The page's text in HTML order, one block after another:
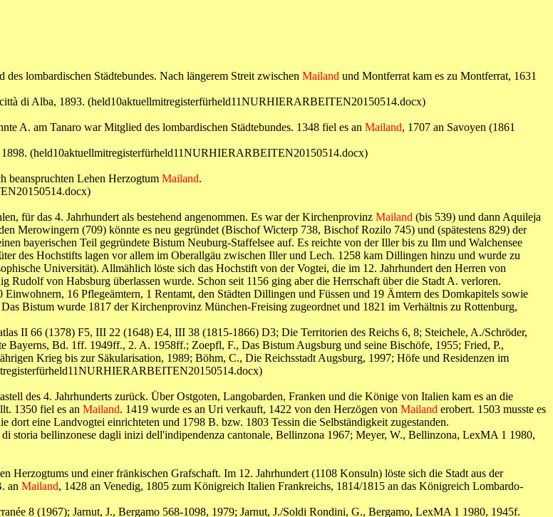
lombardischen Städtebundes. Nach längerem Streit zwischen Mailand und Montferrat kam es zu Montferrat, 1631
di Alba, 1893. (held10aktuellmitregisterfürheld11NURHIERARBEITEN20150514.docx)
A. am Tanaro war Mitglied des lombardischen Städtebundes. 1348 fiel es an Mailand, 1707 an Savoyen (1861
(held10aktuellmitregisterfürheld11NURHIERARBEITEN20150514.docx)
beanspruchten Lehen Herzogtum Mailand.
für das 4. Jahrhundert als bestehend angenommen. Es war der Kirchenprovinz Mailand (bis 539) und dann Aquileja
Merowingern (709) könnte es neu gegründet (Bischof Wicterp 738, Bischof Rozilo 745) und (spätestens 829) der
bayerischen Teil gegründete Bistum Neuburg-Staffelsee auf. Es reichte von der Iller bis zu Ilm und Walchensee
des Hochstifts lagen vor allem im Oberallgäu zwischen Iller und Lech. 1258 kam Dillingen hinzu und wurde zu
Universität). Allmählich löste sich das Hochstift von der Vogtei, die im 12. Jahrhundert den Herren von
von Habsburg überlassen wurde. Schon seit 1156 ging aber die Herrschaft über die Stadt A. verloren.
16 Pflegeämtern, 1 Rentamt, den Städten Dillingen und Füssen und 19 Ämtern des Domkapitels sowie
Bistum wurde 1817 der Kirchenprovinz München-Freising zugeordnet und 1821 im Verhältnis zu Rottenburg,
II 66 (1378) F5, III 22 (1648) E4, III 38 (1815-1866) D3; Die Territorien des Reichs 6, 8; Steichele, A./Schröder,
Bd. 1ff. 1949ff., 2. A. 1958ff.; Zoepfl, F., Das Bistum Augsburg und seine Bischöfe, 1955; Fried, P.,
Krieg bis zur Säkularisation, 1989; Böhm, C., Die Reichsstadt Augsburg, 1997; Höfe und Residenzen im
des 4. Jahrhunderts zurück. Über Ostgoten, Langobarden, Franken und die Könige von Italien kam es an die
1350 fiel es an Mailand. 1419 wurde es an Uri verkauft, 1422 von den Herzögen von Mailand erobert. 1503 musste es
eine Landvogtei einrichteten und 1798 B. bzw. 1803 Tessin die Selbständigkeit zugestanden.
bellinzonese dagli inizi dell'indipendenza cantonale, Bellinzona 1967; Meyer, W., Bellinzona, LexMA 1 1980,
Herzogtums und einer fränkischen Grafschaft. Im 12. Jahrhundert (1108 Konsuln) löste sich die Stadt aus der
an Mailand, 1428 an Venedig, 1805 zum Königreich Italien Frankreichs, 1814/1815 an das Königreich Lombardo-
8 (1967); Jarnut, J., Bergamo 568-1098, 1979; Jarnut, J./Soldi Rondini, G., Bergamo, LexMA 1 1980, 1945f.